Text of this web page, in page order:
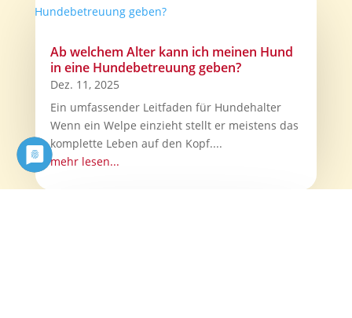
Ab welchem Alter kann ich meinen Hund
in eine Hundebetreuung geben?
Dez. 11, 2025
Ein umfassender Leitfaden für Hundehalter
Wenn ein Welpe einzieht stellt er meistens das
komplette Leben auf den Kopf....
mehr lesen...